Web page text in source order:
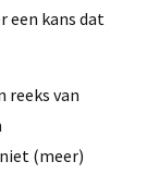
een kans dat
reeks van
(meer)